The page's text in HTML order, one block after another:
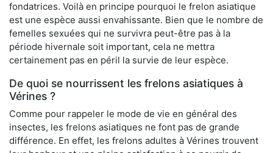
fondatrices. Voilà en principe pourquoi le frelon asiatique
est une espèce aussi envahissante. Bien que le nombre de
femelles sexuées qui ne survivra peut-être pas à la
période hivernale soit important, cela ne mettra
certainement pas en péril la survie de leur espèce.
De quoi se nourrissent les frelons asiatiques à
Vérines ?
Comme pour rappeler le mode de vie en général des
insectes, les frelons asiatiques ne font pas de grande
différence. En effet, les frelons adultes à Vérines trouvent